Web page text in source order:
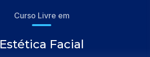
Curso Livre em
Estética Facial